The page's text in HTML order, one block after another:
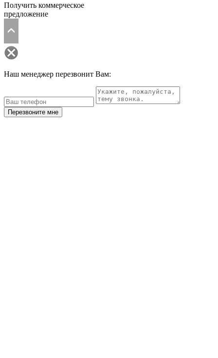
Получить коммерческое
предложение
Наш менеджер перезвонит Вам:
Перезвоните мне